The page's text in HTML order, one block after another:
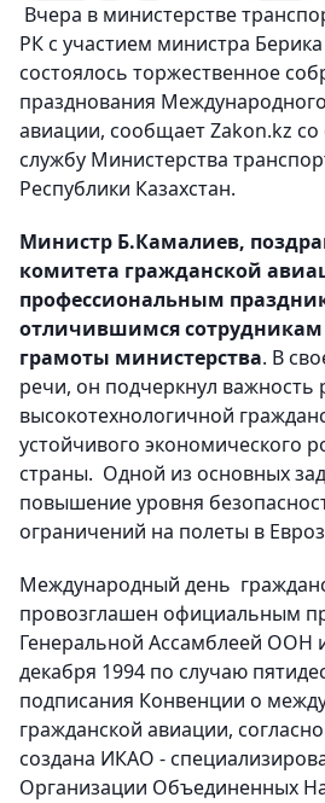
Вчера в министерстве
РК с участием министра
состоялось торжественное
празднования
авиации, сообщает Zakon.kz со
службу Министерства
Республики Казахстан.
Министр Б.Камалиев,
комитета гражданской
профессиональным
отличившимся
грамоты министерства. В
речи, он подчеркнул важность
высокотехнологичной
устойчивого экономического
страны. Одной из основных
повышение уровня
ограничений на полеты в
Международный день
провозглашен официальным
Генеральной Ассамблеей ООН
декабря 1994 по случаю
подписания Конвенции о
гражданской авиации,
создана ИКАО -
Организации Объединенных